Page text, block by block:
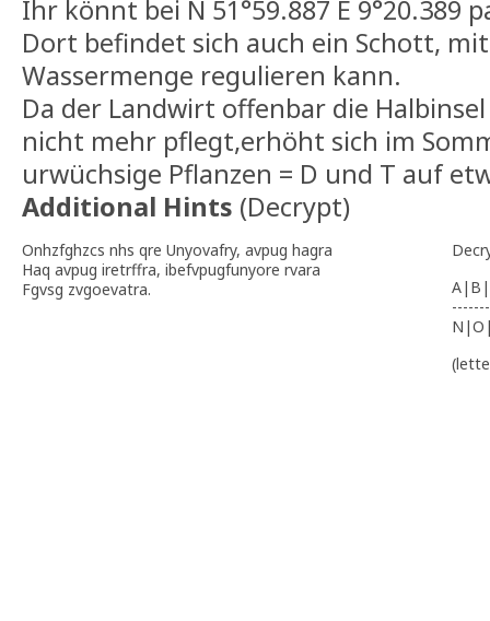
Ihr könnt bei N 51°59.887 E 9°20.389
Dort befindet sich auch ein Schott,
Wassermenge regulieren kann.
Da der Landwirt offenbar die Halbinsel
nicht mehr pflegt,erhöht sich im
urwüchsige Pflanzen = D und T auf
Additional Hints (Decrypt)
Onhzfghzcs nhs qre Unyovafry, avpug hagra
Haq avpug iretrffra, ibefvpugfunyore rvara
Fgvsg zvgoevatra.